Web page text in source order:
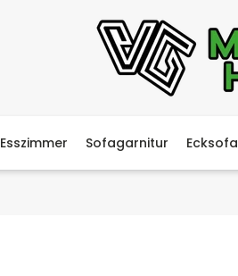
Esszimmer Sofagarnitur Ecksofa